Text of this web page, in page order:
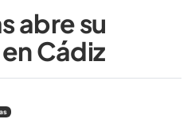
abre su
Cádiz